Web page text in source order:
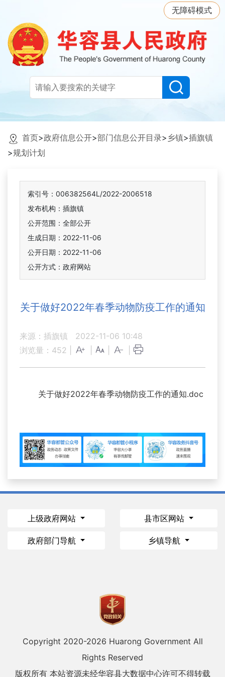
无障碍模式
首页>政府信息公开>部门信息公开目录> 乡镇>插旗镇
>规划计划
索引号：006382564L/2022-2006518
发布机构：插旗镇
公开范围：全部公开
生成日期：2022-11-06
公开日期：2022-11-06
公开方式：政府网站
关于做好2022年春季动物防疫工作的通知
来源：插旗镇
2022-11-06 10:48
浏览量： 452
关于做好2022年春季动物防疫工作的通知.doc
上级政府网站 县市区网站
政府部门导航 乡镇导航
Copyright 2020-2026 Huarong Government All
Rights Reserved
版权所有 本站资源未经华容县大数据中心许可不得转载